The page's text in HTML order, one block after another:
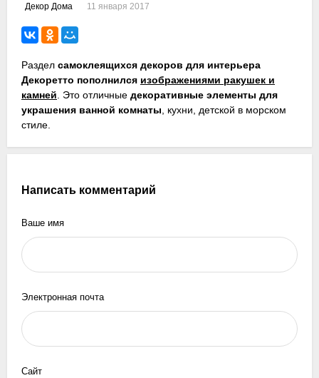
Декор Дома 11 января 2017
Раздел самоклеящихся декоров для интерьера
Декоретто пополнился изображениями ракушек и
камней. Это отличные декоративные элементы для
украшения ванной комнаты, кухни, детской в морском
стиле.
Написать комментарий
Ваше имя
Электронная почта
Сайт